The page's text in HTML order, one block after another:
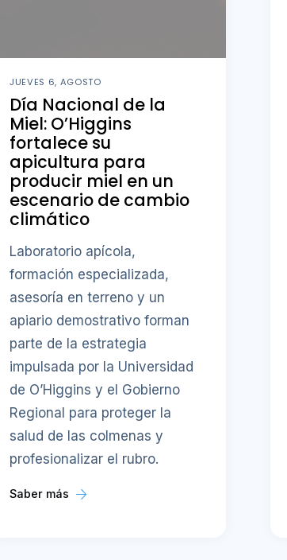
JUEVES 6, AGOSTO
Día Nacional de la
Miel: O’Higgins
fortalece su
apicultura para
producir miel en un
escenario de cambio
climático
Laboratorio apícola,
formación especializada,
asesoría en terreno y un
apiario demostrativo forman
parte de la estrategia
impulsada por la Universidad
de O’Higgins y el Gobierno
Regional para proteger la
salud de las colmenas y
profesionalizar el rubro.
Saber más